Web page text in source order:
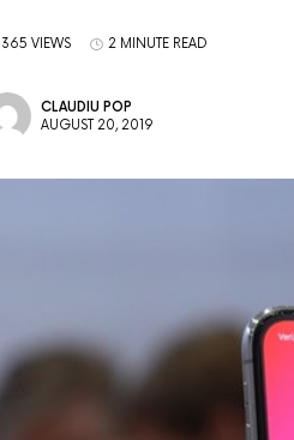
365 VIEWS 2 MINUTE READ
CLAUDIU POP
AUGUST 20, 2019